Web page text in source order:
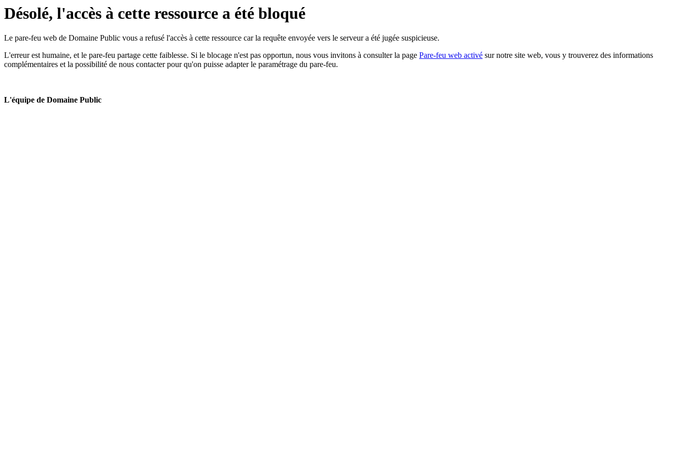
Désolé, l'accès à cette ressource a été bloqué
Le pare-feu web de Domaine Public vous a refusé l'accès à cette ressource car la requête envoyée vers le serveur a été jugée suspicieuse.
L'erreur est humaine, et le pare-feu partage cette faiblesse. Si le blocage n'est pas opportun, nous vous invitons à consulter la page Pare-feu web activé sur notre site web, vous y trouverez des informations
complémentaires et la possibilité de nous contacter pour qu'on puisse adapter le paramétrage du pare-feu.
L'équipe de Domaine Public